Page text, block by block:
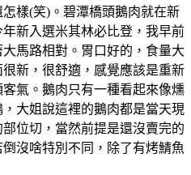
樣(笑)。碧潭橋頭鵝肉就在新
新入選米其林必比登，我早前
馬路相對。胃口好的，食量大
新，很舒適，感覺應該是重新
氣。鵝肉只有一種看起來像燻
大姐說這裡的鵝肉都是當天現
位切，當然前提是還沒賣完的
沒啥特別不同，除了有烤鯖魚